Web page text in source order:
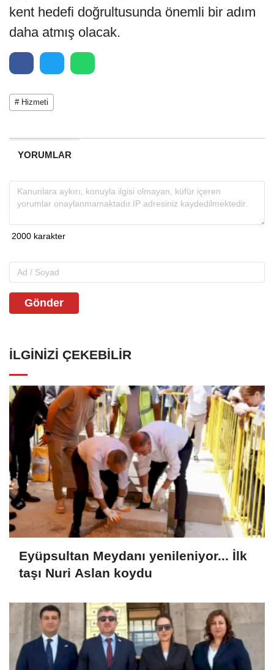
kent hedefi doğrultusunda önemli bir adım
daha atmış olacak.
# Hizmeti
YORUMLAR
Gönder
İLGINIZI ÇEKEBILIR
Eyüpsultan Meydanı yenileniyor... İlk
taşı Nuri Aslan koydu